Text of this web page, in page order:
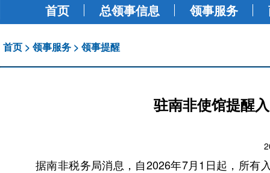
首页 总领事信息 领事服务
首页 > 领事服务 > 领事提醒
驻南非使馆提醒
据南非税务局消息，自2026年7月1日起，所有